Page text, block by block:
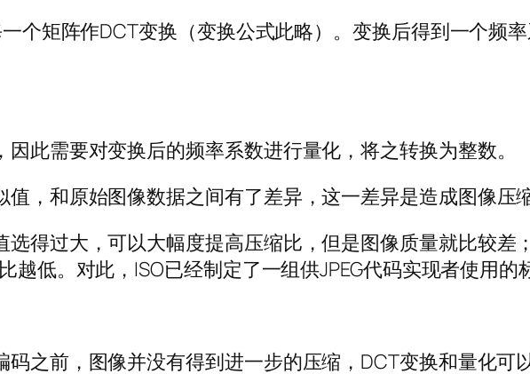
个矩阵作DCT变换（变换公式此略）。变换后得到一个频
此需要对变换后的频率系数进行量化，将之转换为整数。
，和原始图像数据之间有了差异，这一差异是造成图像压
得过大，可以大幅度提高压缩比，但是图像质量就比较差
越低。对此，ISO已经制定了一组供JPEG代码实现者使用的
之前，图像并没有得到进一步的压缩，DCT变换和量化可